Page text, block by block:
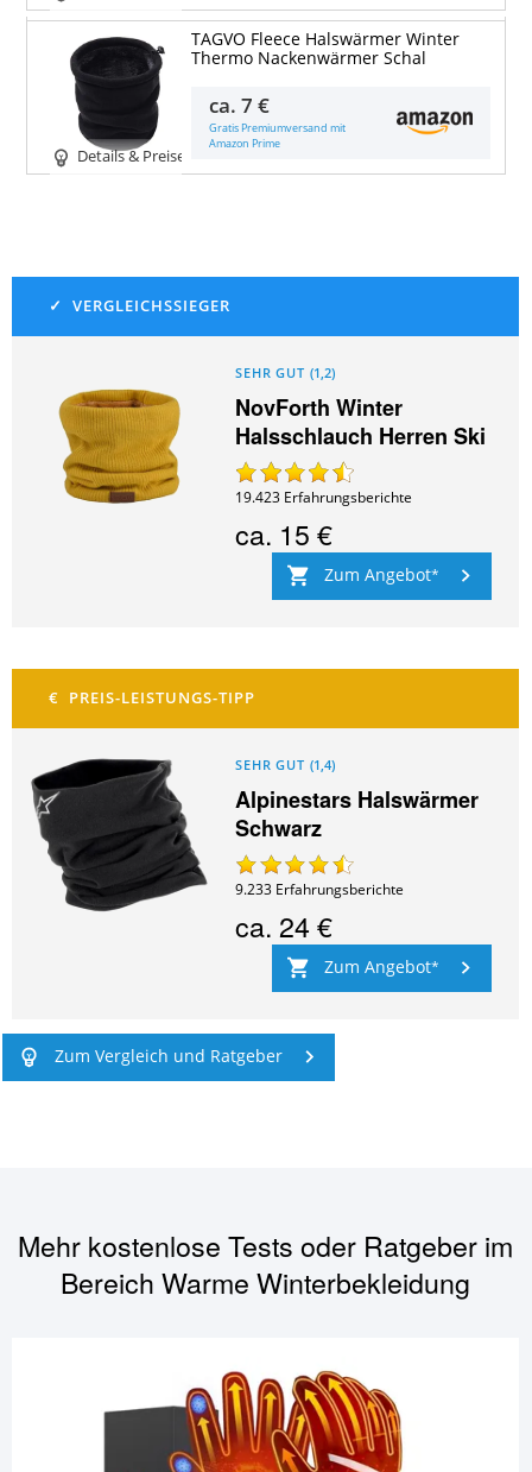
Details & Preise
TAGVO Fleece Halswärmer Winter
Thermo Nackenwärmer Schal
ca.7 €
Gratis Premiumversand mit
Amazon Prime
SEHR GUT (1,2)
NovForth Winter
Halsschlauch Herren Ski
19.423 Erfahrungsberichte
ca. 15 €
Zum Angebot
SEHR GUT (1,4)
Alpinestars Halswärmer
Schwarz
9.233 Erfahrungsberichte
ca. 24 €
Zum Angebot
Zum Vergleich und Ratgeber
Mehr kostenlose Tests oder Ratgeber im
BereichWarme Winterbekleidung